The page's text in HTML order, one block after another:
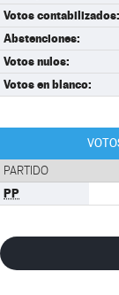
Votos contabilizados:
Abstenciones:
Votos nulos:
Votos en blanco:
PARTIDO
PP